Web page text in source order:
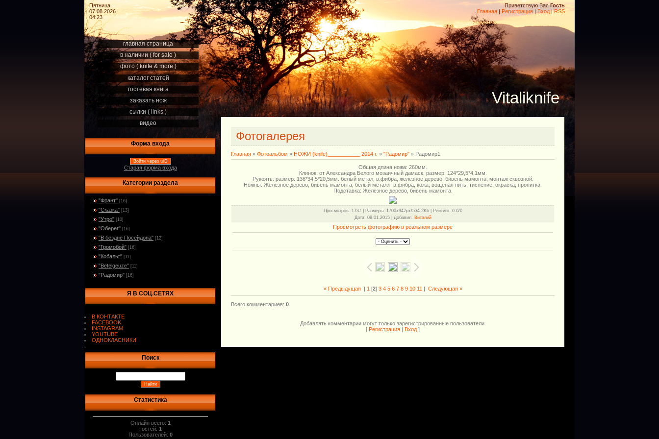
Пятница
07.08.2026
04:23
Приветствую Вас Гость
Главная | Регистрация | Вход|RSS
главная страница
в наличии ( for sale )
фото ( knife & more )
каталог статей
гостевая книга
заказать нож
сылки ( links )
видео
Форма входа
Войти через uID
Старая форма входа
Категории раздела
"Франт" [16]
"Сказка" [13]
"Утро" [10]
"Оберег" [16]
"В бездне Посейдона" [12]
"Громобой" [16]
"Кобальт" [11]
"Betelgeuze" [11]
"Радомир" [16]
Я В СОЦ.СЕТЯХ
В КОНТАКТЕ
FACEBOOK
INSTAGRAM
YOUTUBE
ОДНОКЛАСНИКИ
Поиск
Статистика
Онлайн всего: 1
Гостей: 1
Пользователей: 0
Vitaliknife
Фотогалерея
Главная » Фотоальбом » НОЖИ (knife)___________ 2014 г. » "Радомир" » Радомир1
Общая длина ножа: 260мм.
Клинок: от Александра Белого мозаичный дамаск. размер: 124*29,5*4,1мм.
Рукоять: размер: 136*34,5*20,5мм. белый метал, в.фибра, железное дерево, бивень мамонта, монтаж сквозной.
Ножны: Железное дерево, бивень мамонта, белый металл, в.фибра, кожа, вощёная нить, тиснение, окраска, пропитка.
Подставка: Железное дерево, бивень мамонта.
Просмотров: 1737 | Размеры: 1700x942px/534.2Kb | Рейтинг: 0.0/0
Дата: 08.01.2015 | Добавил: Виталий
Просмотреть фотографию в реальном размере
« Предыдущая| 1 [2] 3 4 5 6 7 8 9 10 11 | Следующая »
Всего комментариев: 0
Добавлять комментарии могут только зарегистрированные пользователи.
[ Регистрация Вход ]